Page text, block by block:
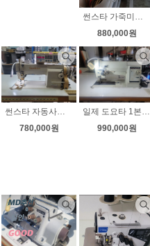
썬스타 가죽미싱 km-380 무소음모터 속도조절 상태좋아요
880,000원
썬스타 자동사절미싱 신형 KM-235A-7S 무소음 속도조절
780,000원
일제 도요타 1본침 총합송 자동사절미싱 무소음 속도조절 노루발자동 천막미싱 차광막미싱
990,000원